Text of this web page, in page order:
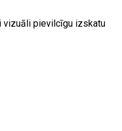
vizuāli pievilcīgu izskatu